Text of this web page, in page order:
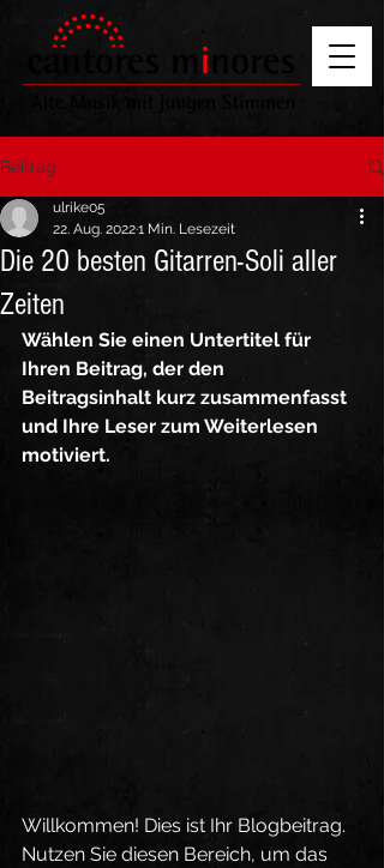
Beitrag
Die 20 besten Gitarren-Soli aller
Zeiten
ulrike05
22. Aug. 20221 Min. Lesezeit
Wählen Sie einen Untertitel für
Ihren Beitrag, der den
Beitragsinhalt kurz zusammenfasst
und Ihre Leser zum Weiterlesen
motiviert.
Willkommen! Dies ist Ihr Blogbeitrag.
Nutzen Sie diesen Bereich, um das